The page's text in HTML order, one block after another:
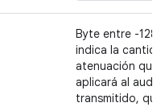
Byte entre -128
indica la
atenuación que
aplicará al audio
transmitido, que